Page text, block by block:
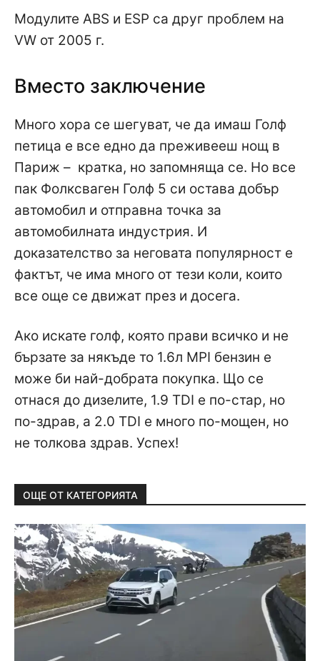
Модулите ABS и ESP са друг проблем на
VW от 2005 г.
Вместо заключение
Много хора се шегуват, че да имаш Голф
петица е все едно да преживееш нощ в
Париж – кратка, но запомняща се. Но все
пак Фолксваген Голф 5 си остава добър
автомобил и отправна точка за
автомобилната индустрия. И
доказателство за неговата популярност е
фактът, че има много от тези коли, които
все още се движат през и досега.
Ако искате голф, която прави всичко и не
бързате за някъде то 1.6л MPI бензин е
може би най-добрата покупка. Що се
отнася до дизелите, 1.9 TDI е по-стар, но
по-здрав, а 2.0 TDI е много по-мощен, но
не толкова здрав. Успех!
ОЩЕ ОТ КАТЕГОРИЯТА